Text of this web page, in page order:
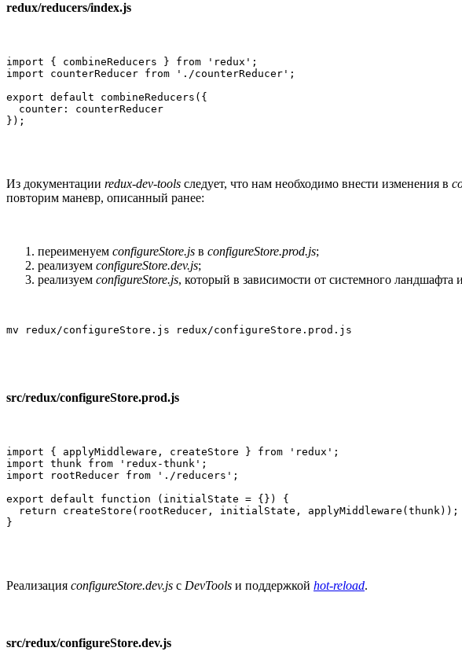
redux/reducers/index.js
import { combineReducers } from 'redux';
import counterReducer from './counterReducer';
export default combineReducers({
  counter: counterReducer
});
Из документации redux-dev-tools следует, что нам необходимо внести изменения в
повторим маневр, описанный ранее:
переименуем configureStore.js в configureStore.prod.js;
реализуем configureStore.dev.js;
реализуем configureStore.js, который в зависимости от системного ландшафта
mv redux/configureStore.js redux/configureStore.prod.js
src/redux/configureStore.prod.js
import { applyMiddleware, createStore } from 'redux';
import thunk from 'redux-thunk';
import rootReducer from './reducers';
export default function (initialState = {}) {
  return createStore(rootReducer, initialState, applyMiddleware(thunk));
}
Реализация configureStore.dev.js с DevTools и поддержкой hot-reload.
src/redux/configureStore.dev.js